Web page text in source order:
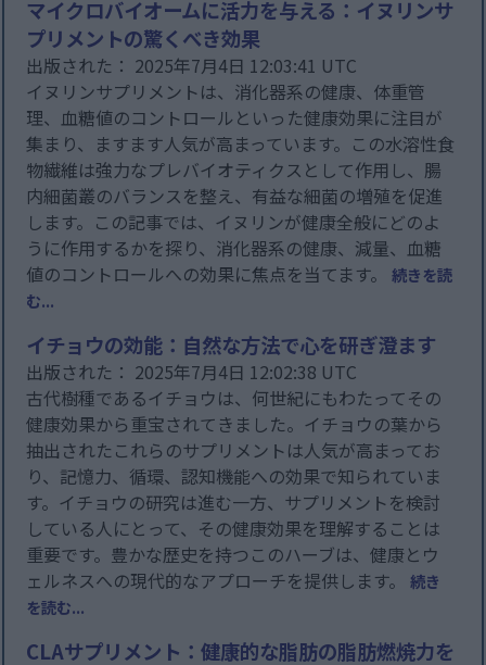
マイクロバイオームに活力を与える：イヌリンサ
プリメントの驚くべき効果
出版された： 2025年7月4日 12:03:41 UTC
イヌリンサプリメントは、消化器系の健康、体重管
理、血糖値のコントロールといった健康効果に注目が
集まり、ますます人気が高まっています。この水溶性食
物繊維は強力なプレバイオティクスとして作用し、腸
内細菌叢のバランスを整え、有益な細菌の増殖を促進
します。この記事では、イヌリンが健康全般にどのよ
うに作用するかを探り、消化器系の健康、減量、血糖
値のコントロールへの効果に焦点を当てます。続きを読
む...
イチョウの効能：自然な方法で心を研ぎ澄ます
出版された： 2025年7月4日 12:02:38 UTC
古代樹種であるイチョウは、何世紀にもわたってその
健康効果から重宝されてきました。イチョウの葉から
抽出されたこれらのサプリメントは人気が高まってお
り、記憶力、循環、認知機能への効果で知られていま
す。イチョウの研究は進む一方、サプリメントを検討
している人にとって、その健康効果を理解することは
重要です。豊かな歴史を持つこのハーブは、健康とウ
ェルネスへの現代的なアプローチを提供します。続き
を読む...
CLAサプリメント：健康的な脂肪の脂肪燃焼力を